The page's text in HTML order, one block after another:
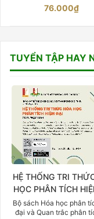
76.000₫
TUYỂN TẬP HAY
HỆ THỐNG TRI
HỌC PHÂN TÍCH
Bộ sách Hóa học phân
đại và Quan trắc phân